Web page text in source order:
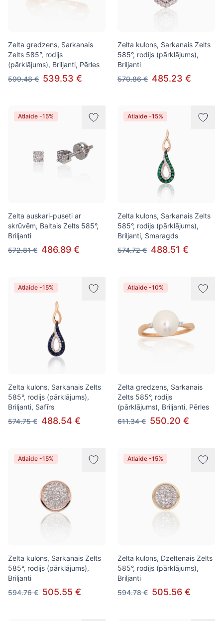
Zelta gredzens, Sarkanais
Zelts 585°, rodijs
(pārklājums), Briljanti, Pērles
599.48 € 539.53 €
Zelta kulons, Sarkanais Zelts
585°, rodijs (pārklājums),
Briljanti
570.86 € 485.23 €
Atlaide -15%
Zelta auskari-puseti ar
skrūvēm, Baltais Zelts 585°,
Briljanti
572.81 € 486.89 €
Atlaide -15%
Zelta kulons, Sarkanais Zelts
585°, rodijs (pārklājums),
Briljanti, Smaragds
574.72 € 488.51 €
Atlaide -15%
Zelta kulons, Sarkanais Zelts
585°, rodijs (pārklājums),
Briljanti, Safīrs
574.75 € 488.54 €
Atlaide -10%
Zelta gredzens, Sarkanais
Zelts 585°, rodijs
(pārklājums), Briljanti, Pērles
611.34 € 550.20 €
Atlaide -15%
Zelta kulons, Sarkanais Zelts
585°, rodijs (pārklājums),
Briljanti
594.76 € 505.55 €
Atlaide -15%
Zelta kulons, Dzeltenais Zelts
585°, rodijs (pārklājums),
Briljanti
594.78 € 505.56 €